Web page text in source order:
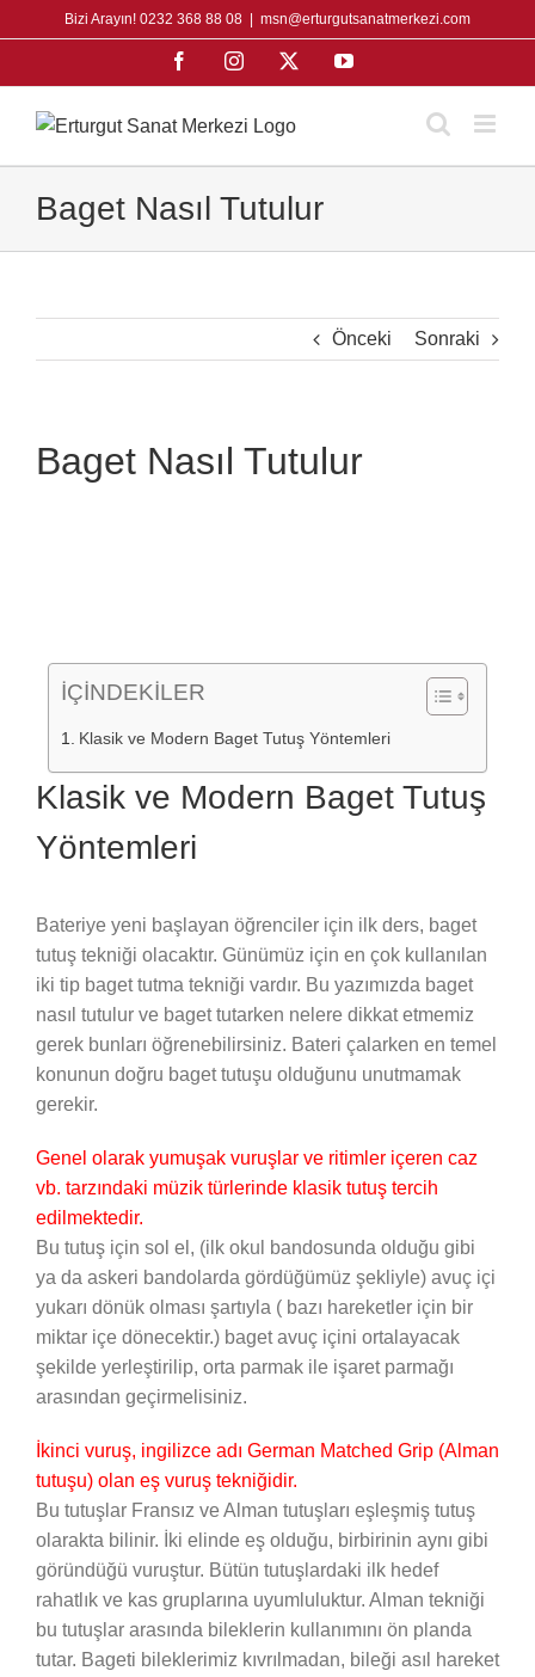
to
Bizi Arayın! 0232 368 88 08 msn@erturgutsanatmerkezi.com
FacebookInstagram YouTube
Baget Nasıl Tutulur
Önceki Sonraki
Baget Nasıl Tutulur
İÇİNDEKİLER
Klasik ve Modern Baget Tutuş Yöntemleri
Klasik ve Modern Baget Tutuş
Yöntemleri
Bateriye yeni başlayan öğrenciler için ilk ders, baget
tutuş tekniği olacaktır. Günümüz için en çok kullanılan
iki tip baget tutma tekniği vardır. Bu yazımızda baget
nasıl tutulur ve baget tutarken nelere dikkat etmemiz
gerek bunları öğrenebilirsiniz. Bateri çalarken en temel
konunun doğru baget tutuşu olduğunu unutmamak
gerekir.
Genel olarak yumuşak vuruşlar ve ritimler içeren caz
vb. tarzındaki müzik türlerinde klasik tutuş tercih
edilmektedir.
Bu tutuş için sol el, (ilk okul bandosunda olduğu gibi
ya da askeri bandolarda gördüğümüz şekliyle) avuç içi
yukarı dönük olması şartıyla ( bazı hareketler için bir
miktar içe dönecektir.) baget avuç içini ortalayacak
şekilde yerleştirilip, orta parmak ile işaret parmağı
arasından geçirmelisiniz.
İkinci vuruş, ingilizce adı German Matched Grip (Alman
tutuşu) olan eş vuruş tekniğidir.
Bu tutuşlar Fransız ve Alman tutuşları eşleşmiş tutuş
olarakta bilinir. İki elinde eş olduğu, birbirinin aynı gibi
göründüğü vuruştur. Bütün tutuşlardaki ilk hedef
rahatlık ve kas gruplarına uyumluluktur. Alman tekniği
bu tutuşlar arasında bileklerin kullanımını ön planda
tutar. Bageti bileklerimiz kıvrılmadan, bileği asıl hareket